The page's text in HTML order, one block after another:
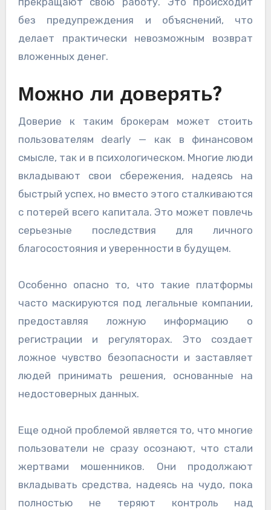
без предупреждения и объяснений, что
делает практически невозможным возврат
вложенных денег.
Можно ли доверять?
Доверие к таким брокерам может стоить
пользователям dearly — как в финансовом
смысле, так и в психологическом. Многие люди
вкладывают свои сбережения, надеясь на
быстрый успех, но вместо этого сталкиваются
с потерей всего капитала. Это может повлечь
серьезные последствия для личного
благосостояния и уверенности в будущем.
Особенно опасно то, что такие платформы
часто маскируются под легальные компании,
предоставляя ложную информацию о
регистрации и регуляторах. Это создает
ложное чувство безопасности и заставляет
людей принимать решения, основанные на
недостоверных данных.
Еще одной проблемой является то, что многие
пользователи не сразу осознают, что стали
жертвами мошенников. Они продолжают
вкладывать средства, надеясь на чудо, пока
полностью не теряют контроль над